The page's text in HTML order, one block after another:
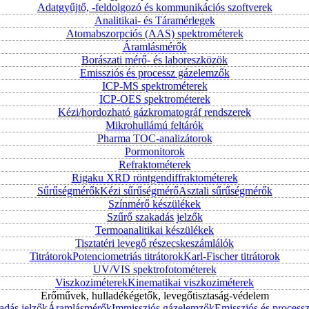
Adatgyűjtő, -feldolgozó és kommunikációs szoftverek
Analitikai- és Táramérlegek
Atomabszorpciós (AAS) spektrométerek
Áramlásmérők
Borászati mérő- és laboreszközök
Emissziós és processz gázelemzők
ICP-MS spektrométerek
ICP-OES spektrométerek
Kézi/hordozható gázkromatográf rendszerek
Mikrohullámú feltárók
Pharma TOC-analizátorok
Pormonitorok
Refraktométerek
Rigaku XRD röntgendiffraktométerek
SűrűségmérőkKézi sűrűségmérőAsztali sűrűségmérők
Színmérő készülékek
Szűrő szakadás jelzők
Termoanalitikai készülékek
Tisztatéri levegő részecskeszámlálók
TitrátorokPotenciometriás titrátorokKarl-Fischer titrátorok
UV/VIS spektrofotométerek
ViszkoziméterekKinematikai viszkoziméterek
Erőművek, hulladékégetők, levegőtisztaság-védelem